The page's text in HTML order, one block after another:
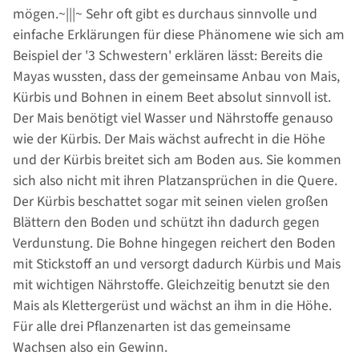
mögen.~|||~ Sehr oft gibt es durchaus sinnvolle und
einfache Erklärungen für diese Phänomene wie sich am
Beispiel der '3 Schwestern' erklären lässt: Bereits die
Mayas wussten, dass der gemeinsame Anbau von Mais,
Kürbis und Bohnen in einem Beet absolut sinnvoll ist.
Der Mais benötigt viel Wasser und Nährstoffe genauso
wie der Kürbis. Der Mais wächst aufrecht in die Höhe
und der Kürbis breitet sich am Boden aus. Sie kommen
sich also nicht mit ihren Platzansprüchen in die Quere.
Der Kürbis beschattet sogar mit seinen vielen großen
Blättern den Boden und schützt ihn dadurch gegen
Verdunstung. Die Bohne hingegen reichert den Boden
mit Stickstoff an und versorgt dadurch Kürbis und Mais
mit wichtigen Nährstoffe. Gleichzeitig benutzt sie den
Mais als Klettergerüst und wächst an ihm in die Höhe.
Für alle drei Pflanzenarten ist das gemeinsame
Wachsen also ein Gewinn.